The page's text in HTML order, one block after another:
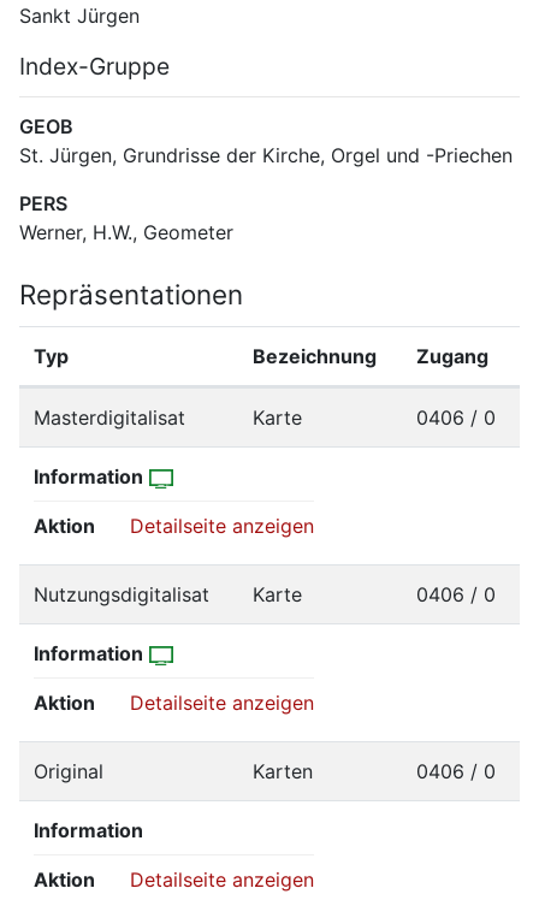
Sankt Jürgen
Index-Gruppe
GEOB
St. Jürgen, Grundrisse der Kirche, Orgel und -Priechen
PERS
Werner, H.W., Geometer
Repräsentationen
Typ Bezeichnung Zugang
Masterdigitalisat Karte 0406 / 0
Information
Aktion Detailseite anzeigen
Nutzungsdigitalisat Karte 0406 / 0
Information
Aktion Detailseite anzeigen
Original Karten 0406 / 0
Information
Aktion Detailseite anzeigen